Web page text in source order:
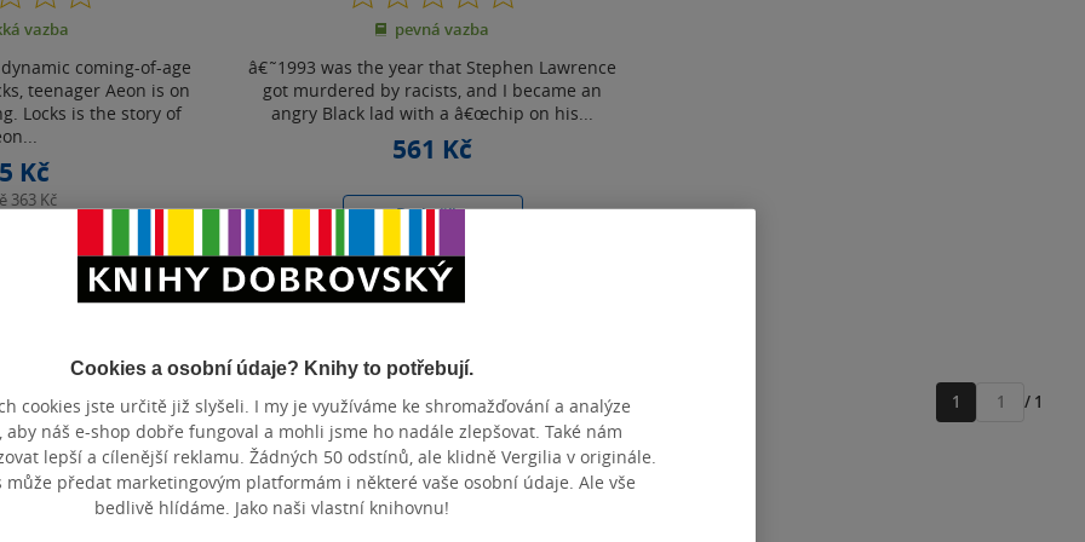
z
5 vazba
coming-of-age
teenager Aeon is on
Locks is the story of
Kč
363 Kč
z
5
pevná vazba
â€˜1993 was the year that Stephen Lawrence
got murdered by racists, and I became an
angry Black lad with a â€œchip on his...
561 Kč
Do košíku
Uložit do seznamu
Zobrazeno 3 z 3
1
Přejít
/ 1
Cookies a osobní údaje? Knihy to potřebují.
cookies jste určitě již slyšeli. I my je využíváme ke shromažďování a analýze
aby náš e-shop dobře fungoval a mohli jsme ho nadále zlepšovat. Také nám
lepší a cílenější reklamu. Žádných 50 odstínů, ale klidně Vergilia v originále.
může předat marketingovým platformám i některé vaše osobní údaje. Ale vše
bedlivě hlídáme. Jako naši vlastní knihovnu!